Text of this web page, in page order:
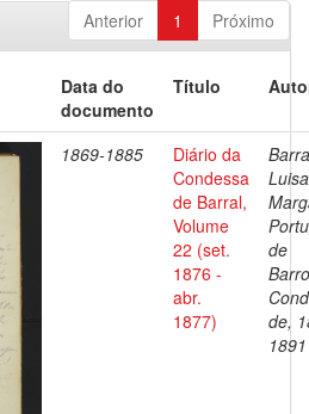
Anterior 1 Próximo
Data do
documento
Título
1869-1885
Diário da
Condessa
de Barral,
Volume
22 (set.
1876 -
abr.
1877)
Luisa
de
de,
1891